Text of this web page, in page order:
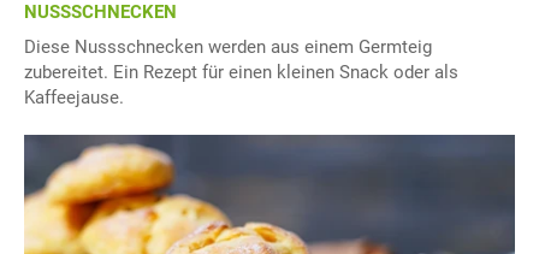
NUSSSCHNECKEN
Diese Nussschnecken werden aus einem Germteig
zubereitet. Ein Rezept für einen kleinen Snack oder als
Kaffeejause.